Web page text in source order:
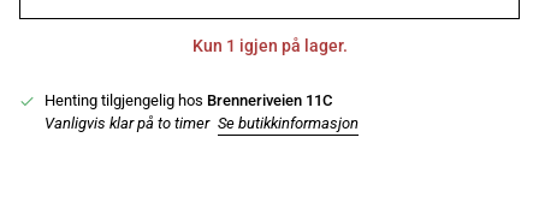
Kun 1 igjen på lager.
Henting tilgjengelig hos Brenneriveien 11C
Vanligvis klar på to timer Se butikkinformasjon